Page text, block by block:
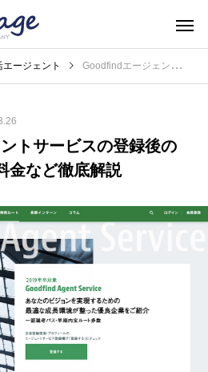
ージェント Goodfindエージェントサービスの登録後の流れ，面談場所，料金など徹底解説
トサービスの登録後の
金など徹底解説